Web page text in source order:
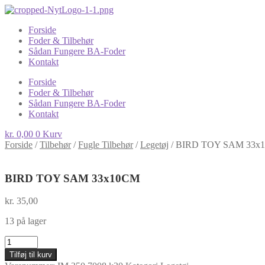
Forside
Foder & Tilbehør
Sådan Fungere BA-Foder
Kontakt
Forside
Foder & Tilbehør
Sådan Fungere BA-Foder
Kontakt
kr. 0,00 0 Kurv
Forside /Tilbehør/Fugle Tilbehør/Legetøj /BIRD TOY SAM
BIRD TOY SAM 33x10CM
kr. 35,00
13 på lager
BIRD
TOY
SAM
Tilføj til kurv